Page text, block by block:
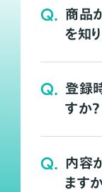
Q. 商品
を知
Q. 登録
すか？
Q. 内容
ます